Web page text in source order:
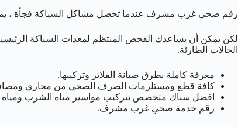
رقم صحي غرب مشرف عندما تحصل مشاكل السباكة فجأة ،
لكن يمكن أن يساعدك الفحص المنتظم لمعدات السباكة
الحالات الطارئة.
معرفة كاملة بطرق صيانة الفلاتر وتركيبها.
كافة قطع ومستلزمات الصرف الصحي من مجاري ومصافي
افضل سباك متخصص بتركيب مواسير مياه الشرب ومياه
رقم خدمة صحي غرب مشرف.